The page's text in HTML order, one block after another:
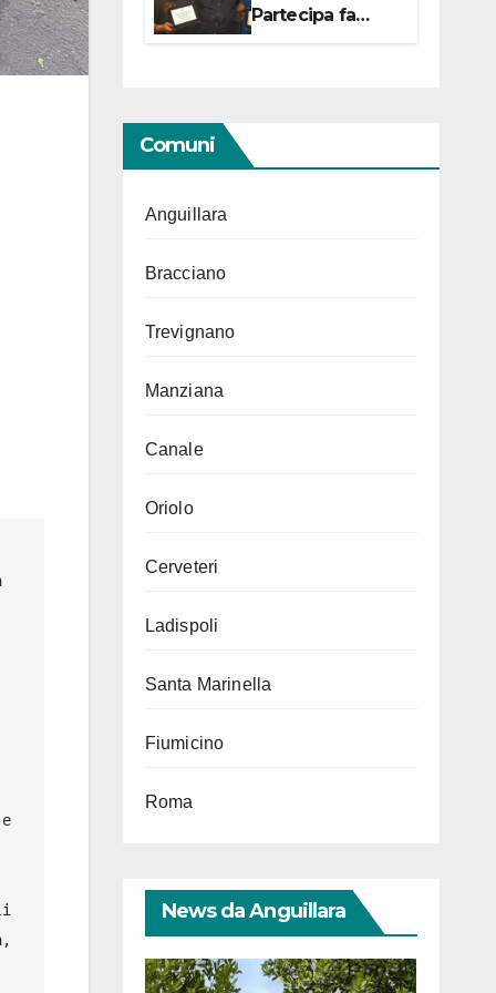
Partecipa fa
centro con due
Comuni
Anguillara
Bracciano
Trevignano
Manziana
Canale
Oriolo
Cerveteri
Ladispoli
Santa Marinella
Fiumicino
Roma
News da Anguillara